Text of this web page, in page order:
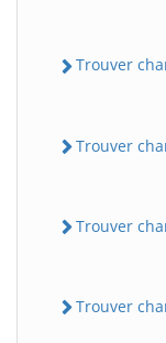
Trouver
Trouver
Trouver
Trouver